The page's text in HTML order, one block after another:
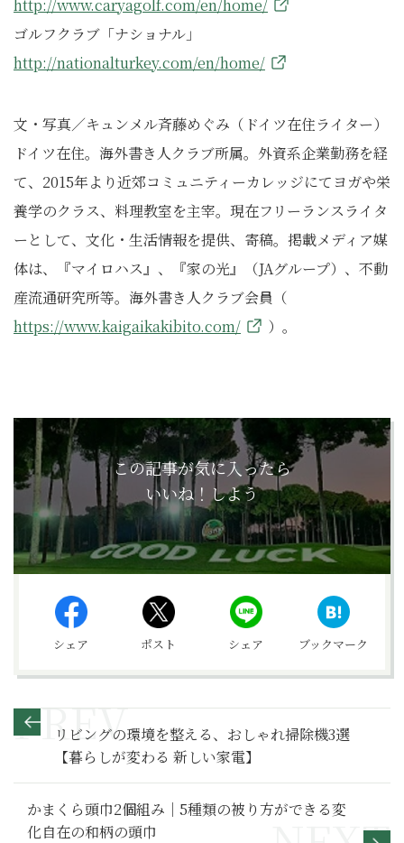
http://www.caryagolf.com/en/home/
ゴルフクラブ「ナショナル」
http://nationalturkey.com/en/home/
文・写真／キュンメル斉藤めぐみ（ドイツ在住ライター）
ドイツ在住。海外書き人クラブ所属。外資系企業勤務を経
て、2015年より近郊コミュニティーカレッジにてヨガや栄
養学のクラス、料理教室を主宰。現在フリーランスライタ
ーとして、文化・生活情報を提供、寄稿。掲載メディア媒
体は、『マイロハス』、『家の光』（JAグループ）、不動
産流通研究所等。海外書き人クラブ会員（
https://www.kaigaikakibito.com/
）。
この記事が気に入ったら
いいね！しよう
シェア ポスト シェア ブックマーク
リビングの環境を整える、おしゃれ掃除機3選
【暮らしが変わる 新しい家電】
かまくら頭巾2個組み｜5種類の被り方ができる変
化自在の和柄の頭巾